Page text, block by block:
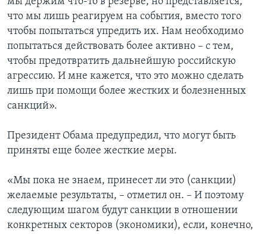
что мы лишь реагируем на события, вместо того
чтобы попытаться упредить их. Нам необходимо
попытаться действовать более активно – с тем,
чтобы предотвратить дальнейшую российскую
агрессию. И мне кажется, что это можно сделать
лишь при помощи более жестких и болезненных
санкций».
Президент Обама предупредил, что могут быть
приняты еще более жесткие меры.
«Мы пока не знаем, принесет ли это (санкции)
желаемые результаты, – отметил он. – И поэтому
следующим шагом будут санкции в отношении
конкретных секторов (экономики), если, конечно,